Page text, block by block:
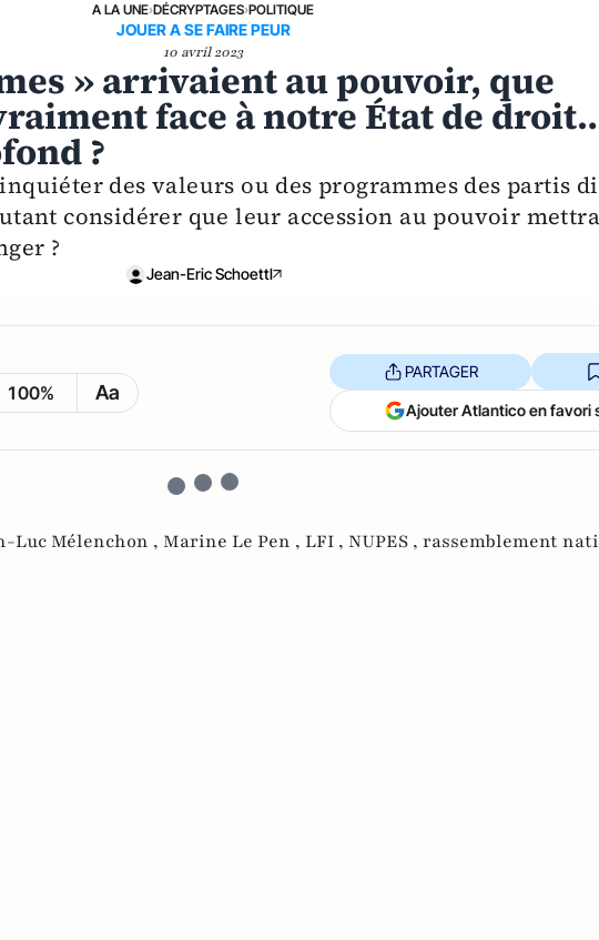
A LA UNE›DÉCRYPTAGES›POLITIQUE
JOUER A SE FAIRE PEUR
10 avril 2023
» arrivaient au pouvoir, que
face à notre État de
?
des valeurs ou des programmes des partis
considérer que leur accession au pouvoir
?
Jean-Eric Schoettl
100% Aa
PARTAGER
Ajouter Atlantico en favori
Luc Mélenchon , Marine Le Pen , LFI , NUPES , rassemblement